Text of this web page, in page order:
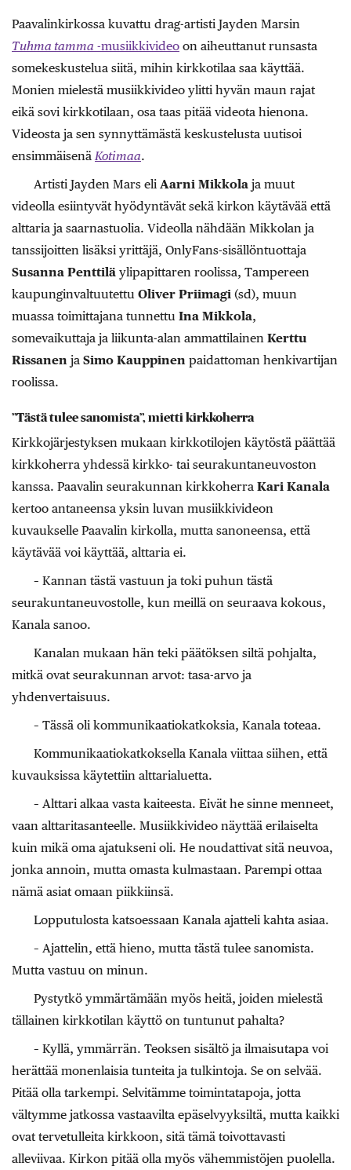
Paavalinkirkossa kuvattu drag-artisti Jayden Marsin
Tuhma tamma -musiikkivideo on aiheuttanut runsasta
somekeskustelua siitä, mihin kirkkotilaa saa käyttää.
Monien mielestä musiikkivideo ylitti hyvän maun rajat
eikä sovi kirkkotilaan, osa taas pitää videota hienona.
Videosta ja sen synnyttämästä keskustelusta uutisoi
ensimmäisenä Kotimaa.
Artisti Jayden Mars eli Aarni Mikkola ja muut
videolla esiintyvät hyödyntävät sekä kirkon käytävää että
alttaria ja saarnastuolia. Videolla nähdään Mikkolan ja
tanssijoitten lisäksi yrittäjä, OnlyFans-sisällöntuottaja
Susanna Penttilä ylipapittaren roolissa, Tampereen
kaupunginvaltuutettu Oliver Priimagi (sd), muun
muassa toimittajana tunnettu Ina Mikkola,
somevaikuttaja ja liikunta-alan ammattilainen Kerttu
Rissanen ja Simo Kauppinen paidattoman henkivartijan
roolissa.
”Tästä tulee sanomista”, mietti kirkkoherra
Kirkkojärjestyksen mukaan kirkkotilojen käytöstä päättää
kirkkoherra yhdessä kirkko- tai seurakuntaneuvoston
kanssa. Paavalin seurakunnan kirkkoherra Kari Kanala
kertoo antaneensa yksin luvan musiikkivideon
kuvaukselle Paavalin kirkolla, mutta sanoneensa, että
käytävää voi käyttää, alttaria ei.
– Kannan tästä vastuun ja toki puhun tästä
seurakuntaneuvostolle, kun meillä on seuraava kokous,
Kanala sanoo.
Kanalan mukaan hän teki päätöksen siltä pohjalta,
mitkä ovat seurakunnan arvot: tasa-arvo ja
yhdenvertaisuus.
– Tässä oli kommunikaatiokatkoksia, Kanala toteaa.
Kommunikaatiokatkoksella Kanala viittaa siihen, että
kuvauksissa käytettiin alttarialuetta.
– Alttari alkaa vasta kaiteesta. Eivät he sinne menneet,
vaan alttaritasanteelle. Musiikkivideo näyttää erilaiselta
kuin mikä oma ajatukseni oli. He noudattivat sitä neuvoa,
jonka annoin, mutta omasta kulmastaan. Parempi ottaa
nämä asiat omaan piikkiinsä.
Lopputulosta katsoessaan Kanala ajatteli kahta asiaa.
– Ajattelin, että hieno, mutta tästä tulee sanomista.
Mutta vastuu on minun.
Pystytkö ymmärtämään myös heitä, joiden mielestä
tällainen kirkkotilan käyttö on tuntunut pahalta?
– Kyllä, ymmärrän. Teoksen sisältö ja ilmaisutapa voi
herättää monenlaisia tunteita ja tulkintoja. Se on selvää.
Pitää olla tarkempi. Selvitämme toimintatapoja, jotta
vältymme jatkossa vastaavilta epäselvyyksiltä, mutta kaikki
ovat tervetulleita kirkkoon, sitä tämä toivottavasti
alleviivaa. Kirkon pitää olla myös vähemmistöjen puolella.